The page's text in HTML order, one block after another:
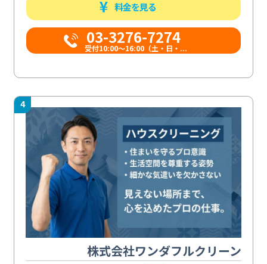
料金を見る
03-3276-7274
受付10:00〜16:00（土・日・...
4
株式会社ワンダフルクリーン